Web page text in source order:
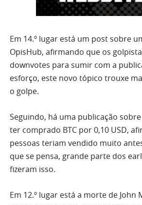
Em 14.º lugar está um post sobre
OpisHub, afirmando que os
downvotes para sumir com a
esforço, este novo tópico trouxe
o golpe.
Seguindo, há uma publicação
ter comprado BTC por 0,10 USD,
pessoas teriam vendido muito
que se pensa, grande parte dos
fizeram isso.
Em 12.º lugar está a morte de John